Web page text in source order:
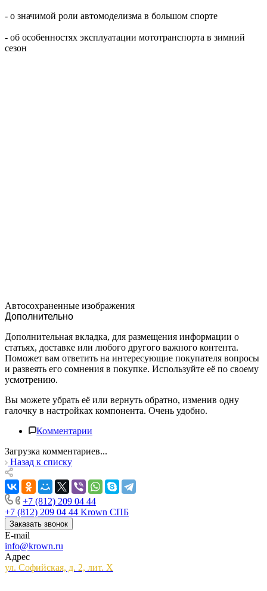
- о значимой роли автомоделизма в большом спорте
- об особенностях эксплуатации мототранспорта в зимний
сезон
Автосохраненные изображения
Дополнительно
Дополнительная вкладка, для размещения информации о
статьях, доставке или любого другого важного контента.
Поможет вам ответить на интересующие покупателя вопросы
и развеять его сомнения в покупке. Используйте её по своему
усмотрению.
Вы можете убрать её или вернуть обратно, изменив одну
галочку в настройках компонента. Очень удобно.
Комментарии
Загрузка комментариев...
Назад к списку
+7 (812) 209 04 44
+7 (812) 209 04 44 Krown СПБ
Заказать звонок
E-mail
info@krown.ru
Адрес
ул. Софийская, д. 2, лит. Х